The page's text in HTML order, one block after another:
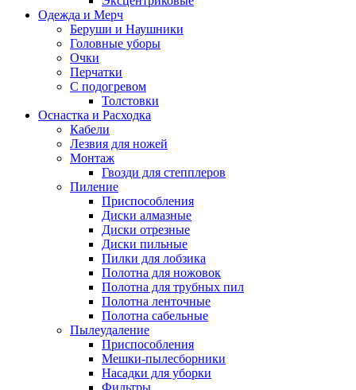
Одежда и Мерч
Беруши и Наушники
Головные уборы
Очки
Перчатки
С подогревом
Толстовки
Оснастка и Расходка
Кабели
Лезвия для ножей
Монтаж
Гвозди для степплеров
Пиление
Приспособления
Диски алмазные
Диски отрезные
Диски пильные
Пилки для лобзика
Полотна для ножовок
Полотна для трубных пил
Полотна ленточные
Полотна сабельные
Пылеудаление
Приспособления
Мешки-пылесборники
Насадки для уборки
Фильтры